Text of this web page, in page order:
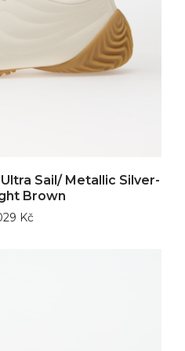
Sail/ Metallic Silver-
Brown
Kč